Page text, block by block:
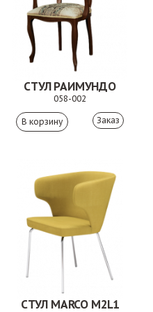
СТУЛ РАИМУНДО
058-002
Заказ
СТУЛ MARCO М2L1